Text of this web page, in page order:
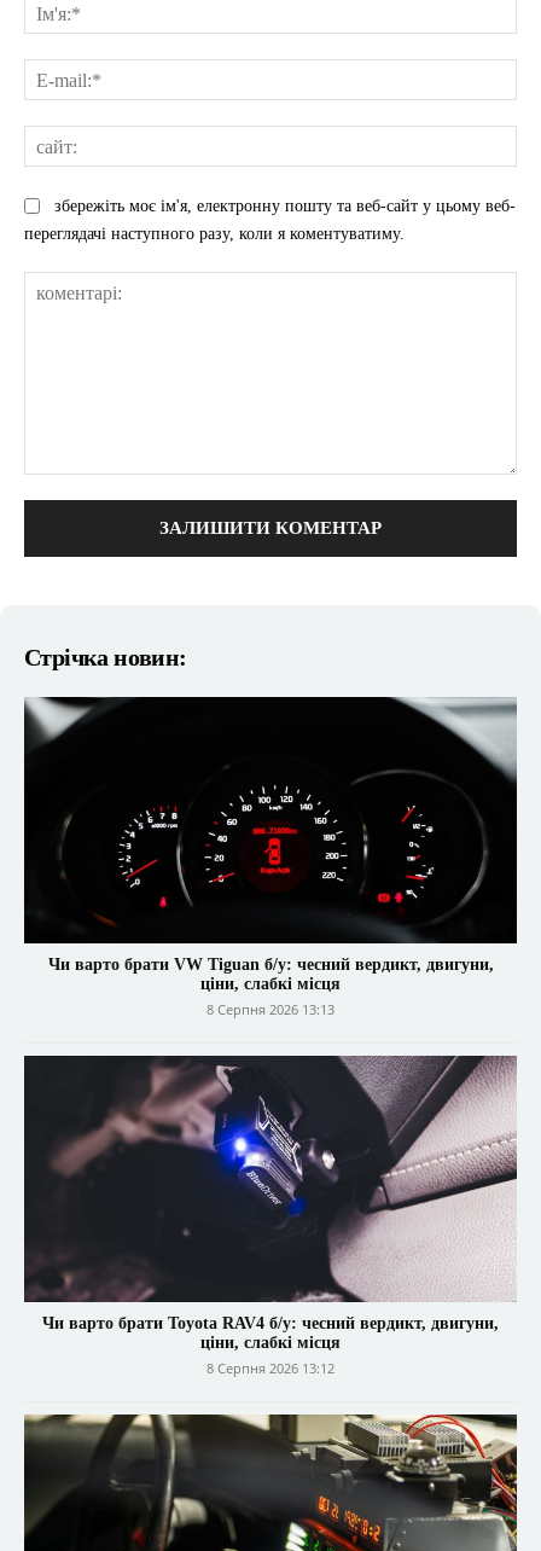
збережіть моє ім'я, електронну пошту та веб-сайт у цьому веб-
переглядачі наступного разу, коли я коментуватиму.
Стрічка новин:
Чи варто брати VW Tiguan б/у: чесний вердикт, двигуни,
ціни, слабкі місця
8 Серпня 2026 13:13
Чи варто брати Toyota RAV4 б/у: чесний вердикт, двигуни,
ціни, слабкі місця
8 Серпня 2026 13:12